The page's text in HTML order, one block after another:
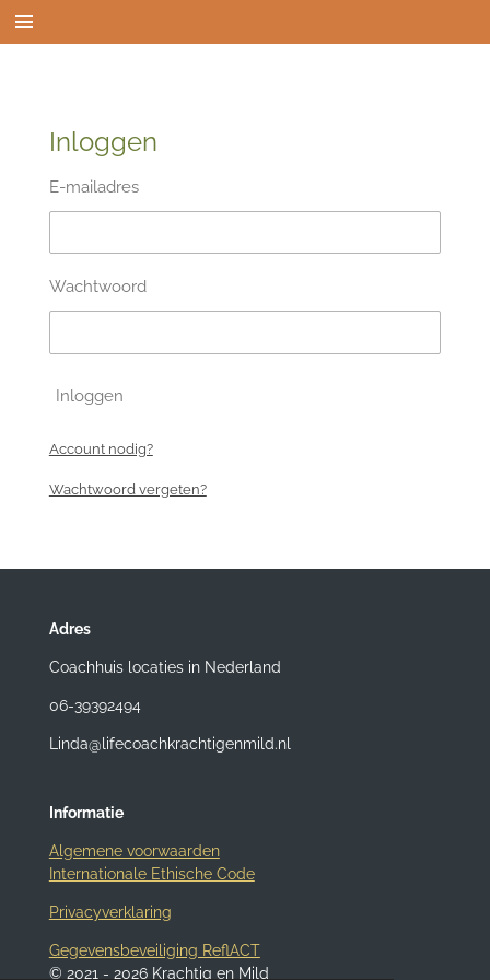
Ga
direct
Inloggen
E-mailadres
Wachtwoord
Inloggen
Account nodig?
Wachtwoord vergeten?
Adres
Coachhuis locaties in Nederland
06-39392494
Linda@lifecoachkrachtigenmild.nl
Informatie
Algemene voorwaarden
Internationale Ethische Code
Privacyverklaring
Gegevensbeveiliging ReflACT
© 2021 - 2026 Krachtig en Mild